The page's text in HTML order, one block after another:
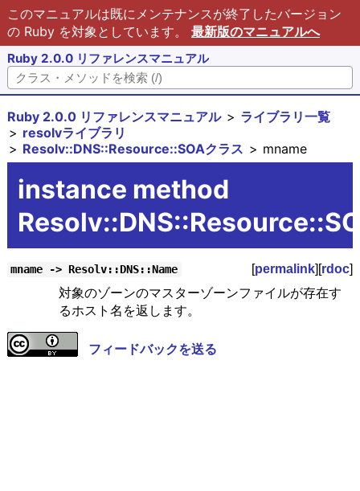
このマニュアルは既にメンテナンスが終了したバージョン
の Ruby を対象としています。 最新版のマニュアルへ
Ruby 2.0.0 リファレンスマニュアル
Ruby 2.0.0 リファレンスマニュアル
ライブラリ一覧
resolvライブラリ
Resolv::DNS::Resource::SOAクラス
mname
instance method
mname -> Resolv::DNS::Name [permalink][rdoc]
対象のゾーンのマスターゾーンファイルが存在す
るホスト名を返します。
フィードバックを送る